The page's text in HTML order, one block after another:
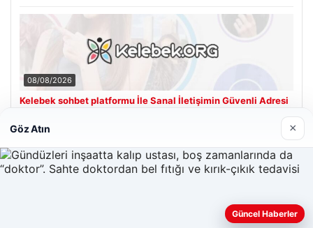
08/08/2026
Kelebek sohbet platformu İle Sanal İletişimin Güvenli Adresi
Son Eklenen Firmalar
Göz Atın ×
Güncel Haberler